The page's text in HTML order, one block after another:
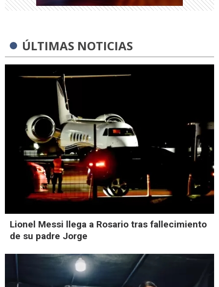
ÚLTIMAS NOTICIAS
Lionel Messi llega a Rosario tras fallecimiento
de su padre Jorge